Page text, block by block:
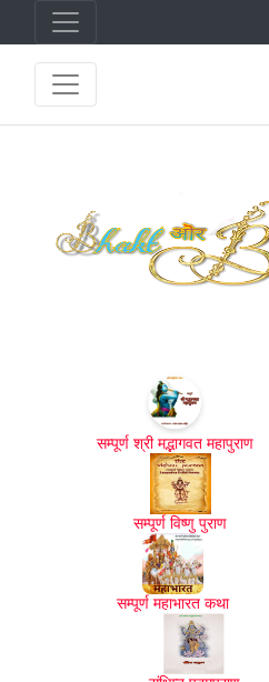
सम्पूर्ण श्री मद्भागवत महापुराण
सम्पूर्ण विष्णु पुराण
सम्पूर्ण महाभारत कथा